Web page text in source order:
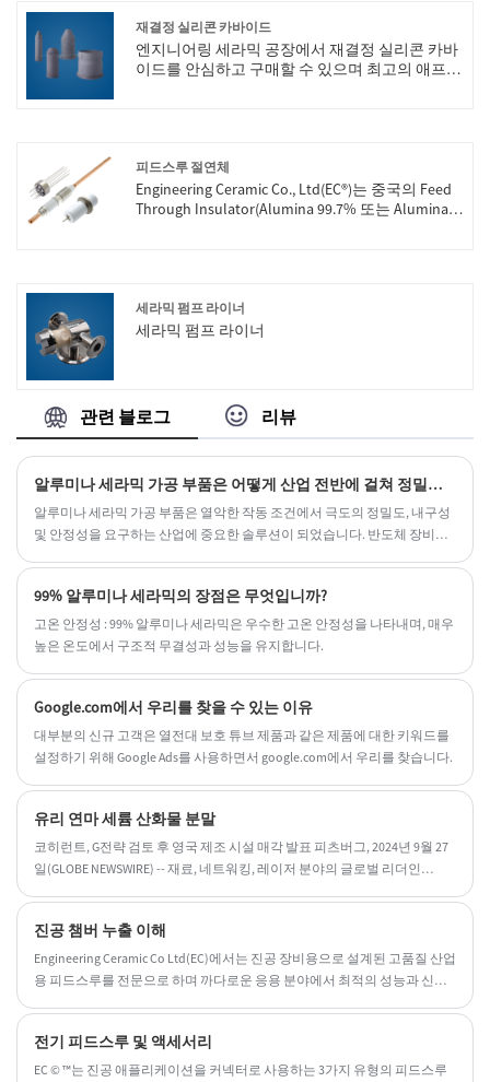
재결정 실리콘 카바이드
엔지니어링 세라믹 공장에서 재결정 실리콘 카바
이드를 안심하고 구매할 수 있으며 최고의 애프터
피드스루 절연체
Engineering Ceramic Co., Ltd(EC®)는 중국의 Feed
Through Insulator(Alumina 99.7% 또는 Alumina
온 센서 피드스루로 제작될 수 있습니다. 재료와
최첨단 밀봉 기술의 독특한 조합을 사용하여 제작
세라믹 펌프 라이너
세라믹 펌프 라이너
관련 블로그 리뷰
알루미나 세라믹 가공 부품은 어떻게 산업 전반에 걸쳐 정밀한 성능을 제공합니까?
알루미나 세라믹 가공 부품은 열악한 작동 조건에서 극도의 정밀도, 내구성
및 안정성을 요구하는 산업에 중요한 솔루션이 되었습니다. 반도체 장비부
머와 비교하여 알루미나 세라믹은 특히 고온, 부식성 화학 물질 또는 전기적
스트레스와 관련된 환경에서 더 긴 서비스 수명과 보다 일관된 성능을 제공
합니다.
99% 알루미나 세라믹의 장점은 무엇입니까?
고온 안정성 : 99% 알루미나 세라믹은 우수한 고온 안정성을 나타내며, 매우
높은 온도에서 구조적 무결성과 성능을 유지합니다.
Google.com에서 우리를 찾을 수 있는 이유
대부분의 신규 고객은 열전대 보호 튜브 제품과 같은 제품에 대한 키워드를
설정하기 위해 Google Ads를 사용하면서 google.com에서 우리를 찾습니다.
유리 연마 세륨 산화물 분말
코히런트, G전략 검토 후 영국 제조 시설 매각 발표 피츠버그, 2024년 9월 27
일(GLOBE NEWSWIRE) -- 재료, 네트워킹, 레이저 분야의 글로벌 리더인
진공 챔버 누출 이해
Engineering Ceramic Co Ltd(EC)에서는 진공 장비용으로 설계된 고품질 산업
용 피드스루를 전문으로 하며 까다로운 응용 분야에서 최적의 성능과 신뢰
전기 피드스루 및 액세서리
EC © ™는 진공 애플리케이션을 커넥터로 사용하는 3가지 유형의 피드스루